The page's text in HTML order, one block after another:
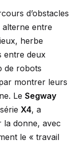
d’obstacles
alterne entre
herbe
entre deux
de robots
montrer leurs
Le Segway
X4, a
la donne, avec
le « travail